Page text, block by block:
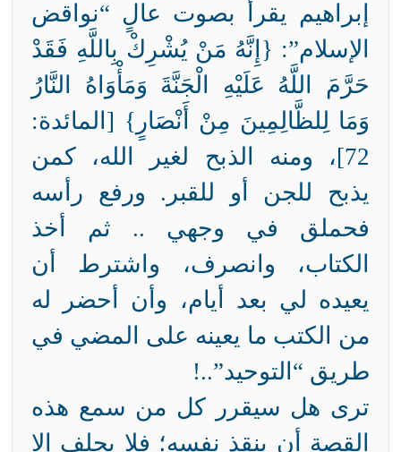
إبراهيم يقرأ بصوت عالٍ “نواقض
الإسلام”: {إِنَّهُ مَنْ يُشْرِكْ بِاللَّهِ فَقَدْ
حَرَّمَ اللَّهُ عَلَيْهِ الْجَنَّةَ وَمَأْوَاهُ النَّارُ
وَمَا لِلظَّالِمِينَ مِنْ أَنْصَارٍ} [المائدة:
72]، ومنه الذبح لغير الله، كمن
يذبح للجن أو للقبر. ورفع رأسه
فحملق في وجهي .. ثم أخذ
الكتاب، وانصرف، واشترط أن
يعيده لي بعد أيام، وأن أحضر له
من الكتب ما يعينه على المضي في
طريق “التوحيد”..!
ترى هل سيقرر كل من سمع هذه
القصة أن ينقذ نفسه؛ فلا يحلف إلا